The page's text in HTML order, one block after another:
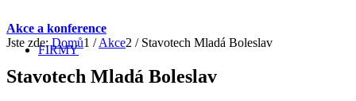
FIRMY
Akce a konference
Jste zde: Domů1 / Akce2 / Stavotech Mladá Boleslav
Stavotech Mladá Boleslav